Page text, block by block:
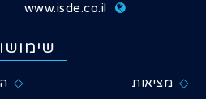
www.isde.co.il
מציאות